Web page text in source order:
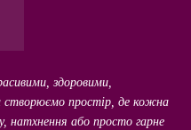
здоровими,
створюємо простір, де кожна
натхнення або просто гарне